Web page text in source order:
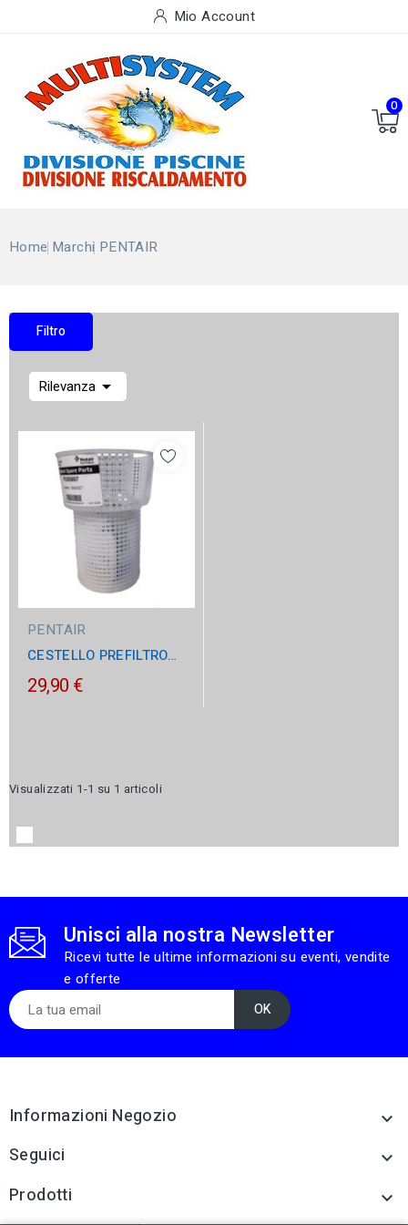
Mio Account
0
Home Marchi PENTAIR
Elenco Dei Prodotti Per La Marca PENTAIR
Filtro
Rilevanza 
PENTAIR
CESTELLO PREFILTRO
POMPA PENTAIR
SUPERFLO VS
29,90 €
Visualizzati 1-1 su 1 articoli
Unisci alla nostra Newsletter
Ricevi tutte le ultime informazioni su eventi, vendite
e offerte
Informazioni Negozio 
Seguici 
Prodotti 